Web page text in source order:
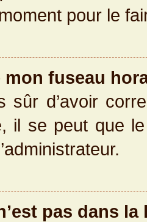
pour le
mon fuseau
sûr d’avoir
il se peut que
pas dans la